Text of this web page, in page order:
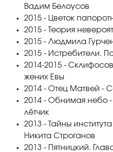
Контакты
Вадим Белоусов
2015 - Цветок
2015 - Теория
2015 - Людмила
2015 - Истребители.
2014-2015 -
жених Евы
2014 - Отец Матвей -
2014 - Обнимая небо
лётчик
2013 - Тайны
Никита Строганов
2013 - Пятницкий.